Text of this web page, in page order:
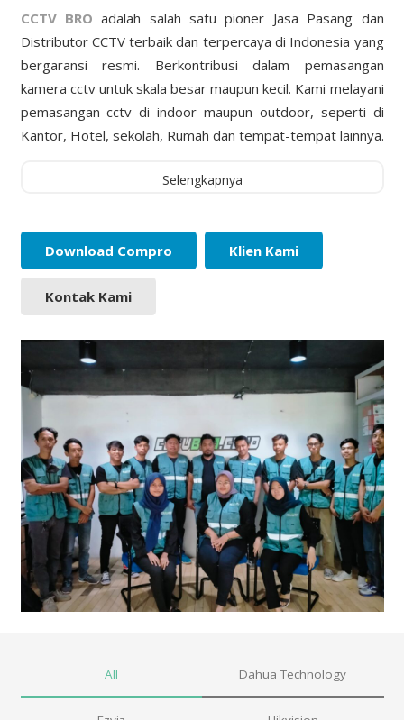
CCTV BRO adalah salah satu pioner Jasa Pasang dan
Distributor CCTV terbaik dan terpercaya di Indonesia yang
bergaransi resmi. Berkontribusi dalam pemasangan
kamera cctv untuk skala besar maupun kecil. Kami melayani
pemasangan cctv di indoor maupun outdoor, seperti di
Kantor, Hotel, sekolah, Rumah dan tempat-tempat lainnya.
Selengkapnya
Download Compro Klien Kami
Kontak Kami
All Dahua Technology